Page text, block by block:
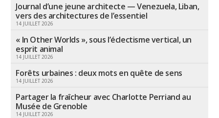
Journal d’une jeune architecte — Venezuela, Liban,
vers des architectures de l’essentiel
14 JUILLET 2026
« In Other Worlds », sous l’éclectisme vertical, un
esprit animal
14 JUILLET 2026
Forêts urbaines : deux mots en quête de sens
14 JUILLET 2026
Partager la fraîcheur avec Charlotte Perriand au
Musée de Grenoble
14 JUILLET 2026